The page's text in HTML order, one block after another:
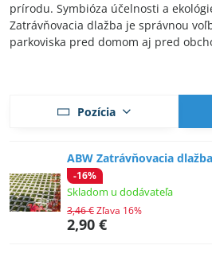
prírodu. Symbióza účelnosti a
Zatrávňovacia dlažba je správnou
parkoviska pred domom aj pred
Pozícia
ABW Zatrávňovacia
-16%
Skladom u dodávateľa
2,90 €
3,46 €Zľava 16%